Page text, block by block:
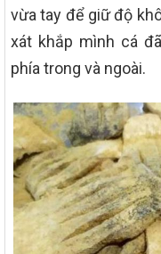
vừa tay để giữ độ
xát khắp mình cá
phía trong và ngoài.